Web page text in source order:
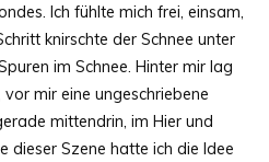
Ich fühlte mich frei, einsam,
knirschte der Schnee unter
im Schnee. Hinter mir lag
mir eine ungeschriebene
mittendrin, im Hier und
dieser Szene hatte ich die Idee